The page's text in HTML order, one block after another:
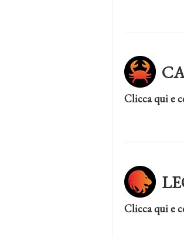
Clicca qui e
Clicca qui e